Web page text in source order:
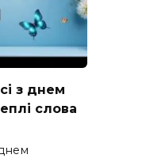
з днем
слова